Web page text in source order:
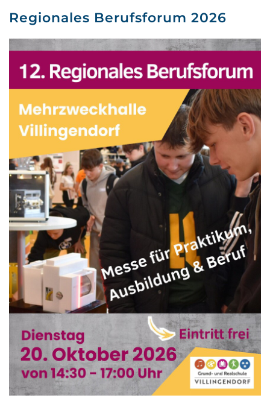
Regionales Berufsforum 2026